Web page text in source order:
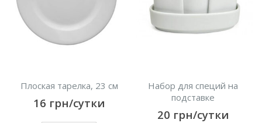
Плоская тарелка, 23 см
16 грн/сутки
Набор для специй на
подставке
20 грн/сутки